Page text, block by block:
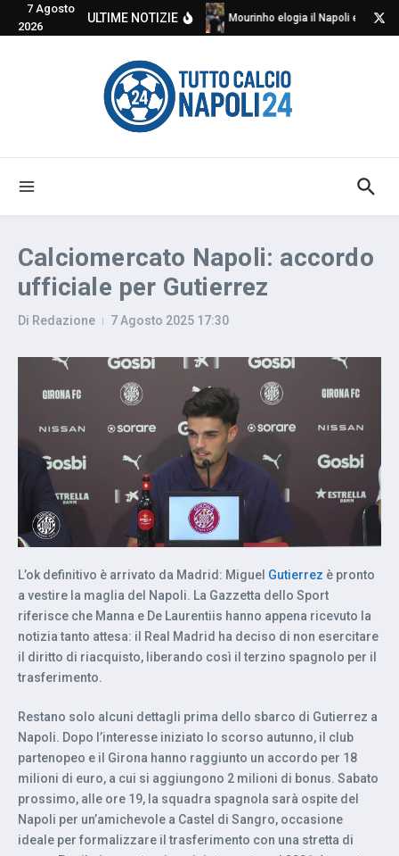
Salta al contenuto
7 Agosto
2026
ULTIME NOTIZIE Mourinho elogia il Napoli e critica
Calciomercato Napoli: accordo
ufficiale per Gutierrez
Di Redazione 7 Agosto 2025 17:30
L’ok definitivo è arrivato da Madrid: Miguel Gutierrez è pronto
a vestire la maglia del Napoli. La Gazzetta dello Sport
riferisce che Manna e De Laurentiis hanno appena ricevuto la
notizia tanto attesa: il Real Madrid ha deciso di non esercitare
il diritto di riacquisto, liberando così il terzino spagnolo per il
trasferimento.
Restano solo alcuni dettagli prima dello sbarco di Gutierrez a
Napoli. Dopo l’interesse iniziato lo scorso autunno, il club
partenopeo e il Girona hanno raggiunto un accordo per 18
milioni di euro, a cui si aggiungono 2 milioni di bonus. Sabato
prossimo, alle ore 19, la squadra spagnola sarà ospite del
Napoli per un’amichevole a Castel di Sangro, occasione
ideale per formalizzare il trasferimento con una stretta di